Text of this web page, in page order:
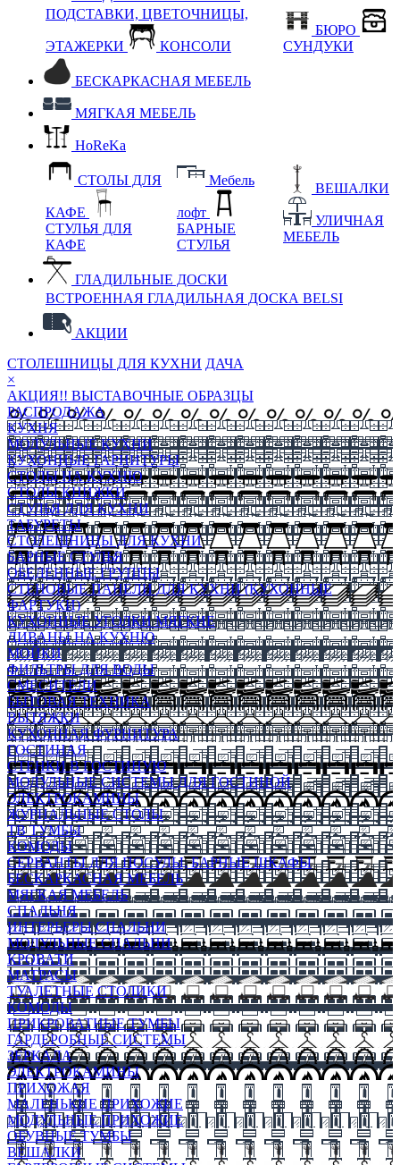
ПОДСТАВКИ, ЦВЕТОЧНИЦЫ,
ЭТАЖЕРКИ КОНСОЛИ
БЮРО
СУНДУКИ
БЕСКАРКАСНАЯ МЕБЕЛЬ
МЯГКАЯ МЕБЕЛЬ
HoReKa
СТОЛЫ ДЛЯ
КАФЕ
СТУЛЬЯ ДЛЯ
КАФЕ
Мебель
лофт
БАРНЫЕ
СТУЛЬЯ
ВЕШАЛКИ
УЛИЧНАЯ
МЕБЕЛЬ
ГЛАДИЛЬНЫЕ ДОСКИ
ВСТРОЕННАЯ ГЛАДИЛЬНАЯ ДОСКА BELSI
АКЦИИ
СТОЛЕШНИЦЫ ДЛЯ КУХНИ ДАЧА
×
АКЦИЯ!! ВЫСТАВОЧНЫЕ ОБРАЗЦЫ
РАСПРОДАЖА
КУХНЯ
МОДУЛЬНЫЕ КУХНИ
КУХОННЫЕ ГАРНИТУРЫ
СТОЛЫ НА КУХНЮ
СТОЛЫ КНИЖКИ
СТУЛЬЯ ДЛЯ КУХНИ
ТАБУРЕТЫ
СТОЛЕШНИЦЫ ДЛЯ КУХНИ
БАРНЫЕ СТУЛЬЯ
ОБЕДЕННЫЕ ГРУППЫ
СТЕНОВЫЕ ПАНЕЛИ ДЛЯ КУХНИ (КУХОННЫЕ
ФАРТУКИ)
КУХОННЫЕ УГОЛКИ МЯГКИЕ
ДИВАНЫ НА КУХНЮ
МОЙКИ
ФИЛЬТРЫ ДЛЯ ВОДЫ
СМЕСИТЕЛИ
БЫТОВАЯ ТЕХНИКА
ВЫТЯЖКИ
КУХОННАЯ ФУРНИТУРА
ГОСТИНАЯ
СТЕНКИ В ГОСТИНУЮ
МОДУЛЬНЫЕ СИСТЕМЫ ДЛЯ ГОСТИНОЙ
ЭЛЕКТРОКАМИНЫ
ЖУРНАЛЬНЫЕ СТОЛЫ
ТВ ТУМБЫ
КОМОДЫ
СЕРВАНТЫ ДЛЯ ПОСУДЫ, БАРНЫЕ ШКАФЫ
БЕСКАРКАСНАЯ МЕБЕЛЬ
МЯГКАЯ МЕБЕЛЬ
СПАЛЬНЯ
ИНТЕРЬЕРЫ СПАЛЬНИ
МОДУЛЬНЫЕ СПАЛЬНИ
КРОВАТИ
МАТРАСЫ
ТУАЛЕТНЫЕ СТОЛИКИ
КОМОДЫ
ПРИКРОВАТНЫЕ ТУМБЫ
ГАРДЕРОБНЫЕ СИСТЕМЫ
ЗЕРКАЛА
ЭЛЕКТРОКАМИНЫ
ПРИХОЖАЯ
МАЛЕНЬКИЕ ПРИХОЖИЕ
МОДУЛЬНЫЕ ПРИХОЖИЕ
ОБУВНЫЕ ТУМБЫ
ВЕШАЛКИ